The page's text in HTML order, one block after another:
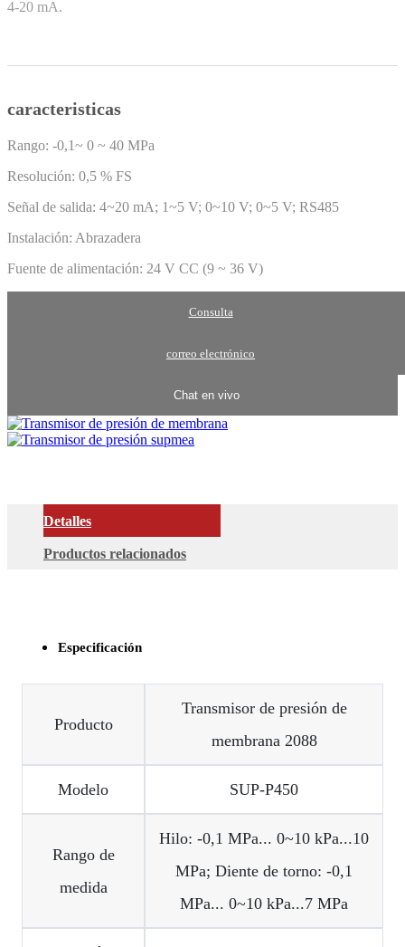
4-20 mA.
caracteristicas
Rango: -0,1~ 0 ~ 40 MPa
Resolución: 0,5 % FS
Señal de salida: 4~20 mA; 1~5 V; 0~10 V; 0~5 V; RS485
Instalación: Abrazadera
Fuente de alimentación: 24 V CC (9 ~ 36 V)
Consulta
correo electrónico
Chat en vivo
Detalles
Productos relacionados
Especificación
Producto
Transmisor de presión de
membrana 2088
Modelo SUP-P450
Rango de
medida
Hilo: -0,1 MPa... 0~10 kPa...10
MPa; Diente de torno: -0,1
MPa... 0~10 kPa...7 MPa